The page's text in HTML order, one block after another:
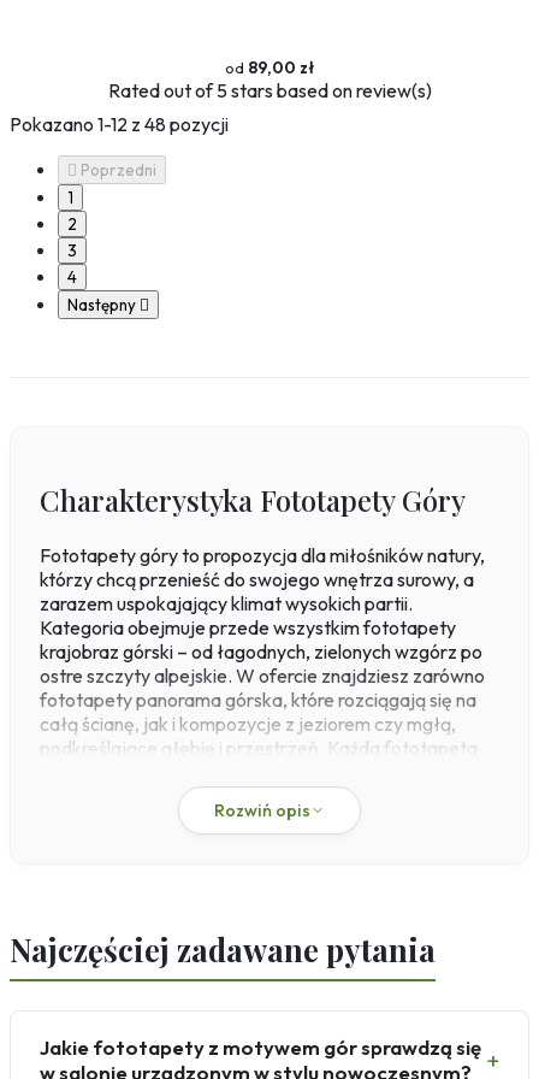
89,00 zł
Ratedout of 5 stars based onreview(s)
Pokazano 1-12 z 48 pozycji
 Poprzedni
1
2
3
4
Następny 
Charakterystyka Fototapety Góry
Fototapety góry to propozycja dla miłośników natury,
którzy chcą przenieść do swojego wnętrza surowy, a
zarazem uspokajający klimat wysokich partii.
Kategoria obejmuje przede wszystkim fototapety
krajobraz górski – od łagodnych, zielonych wzgórz po
ostre szczyty alpejskie. W ofercie znajdziesz zarówno
fototapety panorama górska, które rozciągają się na
całą ścianę, jak i kompozycje z jeziorem czy mgłą,
podkreślające głębię i przestrzeń. Każda fototapeta
gramaturze 200 g/m², co gwarantuje stabilność
wymiarów i prosty montaż metodą paste-the-wall –
Fototapety góry do salonu sprawdzą się jako
wyciszające tło dla strefy wypoczynku, ale równie
dobrze odnajdą się w gabinecie, sypialni czy
surowych, ciemnych granitów po jasne, błękitne niebo –
Rozwiń opis
Najczęściej zadawane pytania
Jakie fototapety z motywem gór sprawdzą się
w salonie urządzonym w stylu nowoczesnym?
+